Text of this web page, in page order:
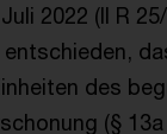
2022 (II R
des
(§